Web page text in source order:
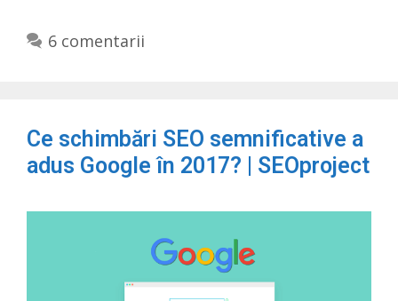
6 comentarii
Ce schimbări SEO semnificative a
adus Google în 2017? | SEOproject